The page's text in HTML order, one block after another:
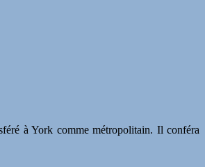
à York comme métropolitain. Il conféra